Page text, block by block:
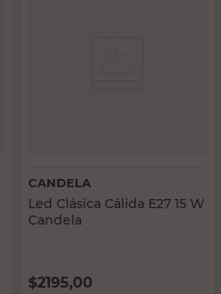
CANDELA
Led Clásica Cálida E27 15 W
Candela
$2195,00